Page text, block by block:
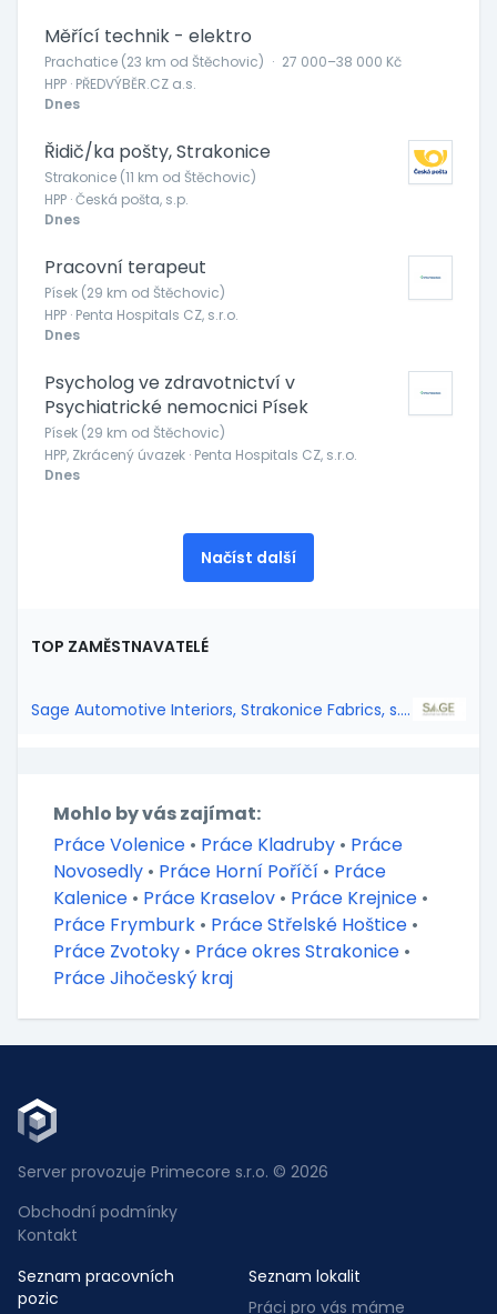
Měřící technik - elektro
Prachatice (23 km od Štěchovic) · 27 000–38 000 Kč
HPP · PŘEDVÝBĚR.CZ a.s.
Dnes
Řidič/ka pošty, Strakonice
Strakonice (11 km od Štěchovic)
HPP · Česká pošta, s.p.
Dnes
Pracovní terapeut
Písek (29 km od Štěchovic)
HPP · Penta Hospitals CZ, s.r.o.
Dnes
Psycholog ve zdravotnictví v
Psychiatrické nemocnici Písek
Písek (29 km od Štěchovic)
HPP, Zkrácený úvazek · Penta Hospitals CZ, s.r.o.
Dnes
Načíst další
TOP ZAMĚSTNAVATELÉ
Sage Automotive Interiors, Strakonice Fabrics, s.r.o.
Mohlo by vás zajímat:
Práce Volenice • Práce Kladruby • Práce
Novosedly • Práce Horní Poříčí • Práce
Kalenice • Práce Kraselov • Práce Krejnice •
Práce Frymburk • Práce Střelské Hoštice •
Práce Zvotoky • Práce okres Strakonice •
Práce Jihočeský kraj
Server provozuje Primecore s.r.o. © 2026
Obchodní podmínky
Kontakt
Seznam pracovních
pozic
Seznam lokalit
Práci pro vás máme